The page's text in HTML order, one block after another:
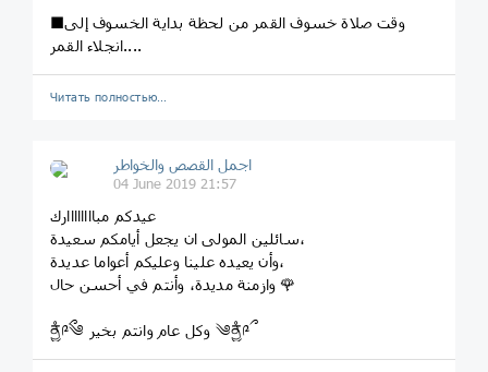
■ﻭﻗﺖ ﺻﻼﺓ ﺧﺴﻮﻑ ﺍﻟﻘﻤﺮ ﻣﻦ ﻟﺤﻈﺔ ﺑﺪﺍﻳﺔ ﺍﻟﺨﺴﻮﻑ ﺇﻟﻰ
ﺍﻧﺠﻼﺀ ﺍﻟﻘﻤﺮ....
Читать полностью…
اجمل القصص والخواطر
04 June 2019 21:57
عيدكم مباااااااارك
سائلين المولى ان يجعل أيامكم سعيدة،
وأن يعيده علينا وعليكم أعواما عديدة،
وازمنة مديدة، وأنتم في أحسن حال 🌹
​​​ནྱཾ༩ྀ༄ وكل عام وانتم بخير ༄ནྱཾ༩ྀ